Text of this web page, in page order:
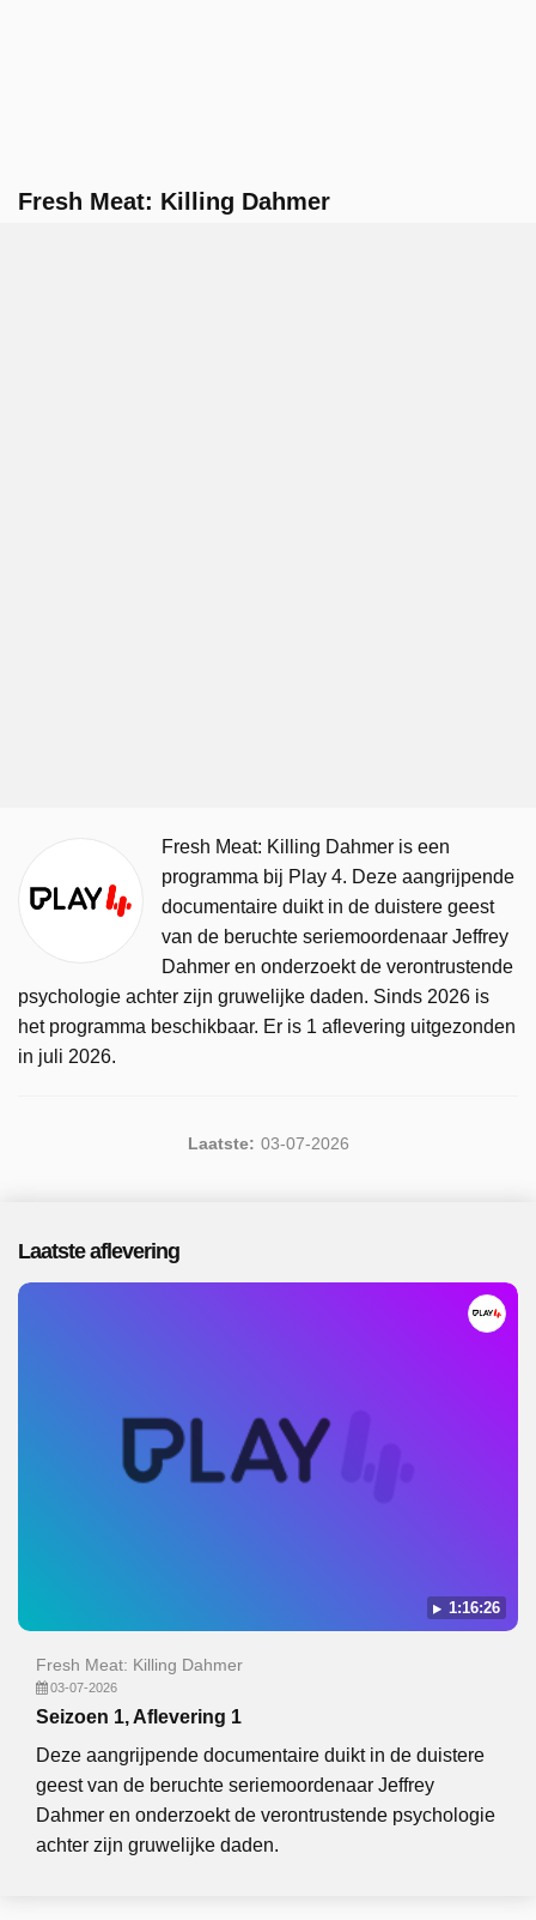
Fresh Meat: Killing Dahmer
Fresh Meat: Killing Dahmer is een
programma bij Play 4. Deze aangrijpende
documentaire duikt in de duistere geest
van de beruchte seriemoordenaar Jeffrey
Dahmer en onderzoekt de verontrustende
psychologie achter zijn gruwelijke daden. Sinds 2026 is
het programma beschikbaar. Er is 1 aflevering uitgezonden
in juli 2026.
Laatste: 03-07-2026
Laatste aflevering
1:16:26
Fresh Meat: Killing Dahmer
03-07-2026
Seizoen 1, Aflevering 1
Deze aangrijpende documentaire duikt in de duistere
geest van de beruchte seriemoordenaar Jeffrey
Dahmer en onderzoekt de verontrustende psychologie
achter zijn gruwelijke daden.